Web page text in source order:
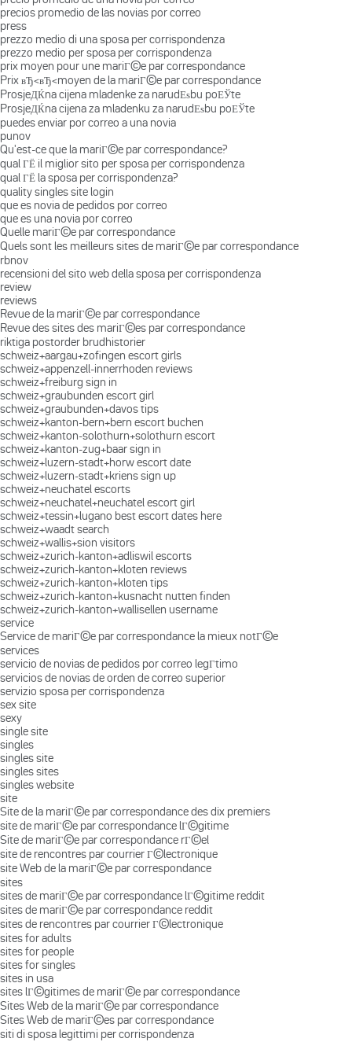
precios promedio de las novias por correo
press
prezzo medio di una sposa per corrispondenza
prezzo medio per sposa per corrispondenza
prix moyen pour une mariГ©e par correspondance
Prix вЂ‹вЂ‹moyen de la mariГ©e par correspondance
ProsjeДЌna cijena mladenke za narudЕѕbu poЕЎte
ProsjeДЌna cijena za mladenku za narudЕѕbu poЕЎte
puedes enviar por correo a una novia
punov
Qu'est-ce que la mariГ©e par correspondance?
qual ГЁ il miglior sito per sposa per corrispondenza
qual ГЁ la sposa per corrispondenza?
quality singles site login
que es novia de pedidos por correo
que es una novia por correo
Quelle mariГ©e par correspondance
Quels sont les meilleurs sites de mariГ©e par correspondance
rbnov
recensioni del sito web della sposa per corrispondenza
review
reviews
Revue de la mariГ©e par correspondance
Revue des sites des mariГ©es par correspondance
riktiga postorder brudhistorier
schweiz+aargau+zofingen escort girls
schweiz+appenzell-innerrhoden reviews
schweiz+freiburg sign in
schweiz+graubunden escort girl
schweiz+graubunden+davos tips
schweiz+kanton-bern+bern escort buchen
schweiz+kanton-solothurn+solothurn escort
schweiz+kanton-zug+baar sign in
schweiz+luzern-stadt+horw escort date
schweiz+luzern-stadt+kriens sign up
schweiz+neuchatel escorts
schweiz+neuchatel+neuchatel escort girl
schweiz+tessin+lugano best escort dates here
schweiz+waadt search
schweiz+wallis+sion visitors
schweiz+zurich-kanton+adliswil escorts
schweiz+zurich-kanton+kloten reviews
schweiz+zurich-kanton+kloten tips
schweiz+zurich-kanton+kusnacht nutten finden
schweiz+zurich-kanton+wallisellen username
service
Service de mariГ©e par correspondance la mieux notГ©e
services
servicio de novias de pedidos por correo legГ­timo
servicios de novias de orden de correo superior
servizio sposa per corrispondenza
sex site
sexy
single site
singles
singles site
singles sites
singles website
site
Site de la mariГ©e par correspondance des dix premiers
site de mariГ©e par correspondance lГ©gitime
Site de mariГ©e par correspondance rГ©el
site de rencontres par courrier Г©lectronique
site Web de la mariГ©e par correspondance
sites
sites de mariГ©e par correspondance lГ©gitime reddit
sites de mariГ©e par correspondance reddit
sites de rencontres par courrier Г©lectronique
sites for adults
sites for people
sites for singles
sites in usa
sites lГ©gitimes de mariГ©e par correspondance
Sites Web de la mariГ©e par correspondance
Sites Web de mariГ©es par correspondance
siti di sposa legittimi per corrispondenza